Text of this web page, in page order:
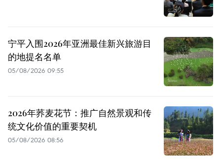
宁平入围2026年亚洲最佳新兴旅游目
的地提名名单
05/08/2026 09:55
2026年荞麦花节：推广自然景观和传
统文化价值的重要契机
05/08/2026 08:56